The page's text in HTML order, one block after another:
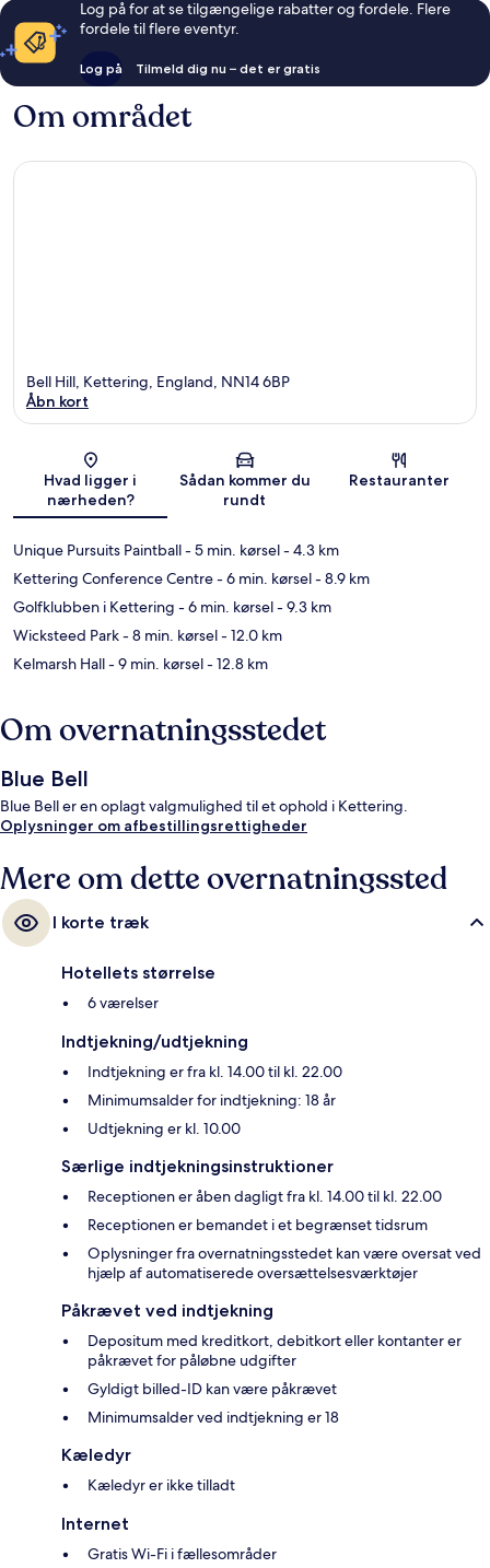
Log på for at se tilgængelige rabatter og fordele. Flere
fordele til flere eventyr.
Log på Tilmeld dig nu – det er gratis
Om området
Kort
Bell Hill, Kettering, England, NN14 6BP
Åbn kort
Hvad ligger i
nærheden?
Sådan kommer du
rundt
Restauranter
Unique Pursuits Paintball- 5 min. kørsel- 4.3 km
Kettering Conference Centre- 6 min. kørsel- 8.9 km
Golfklubben i Kettering - 6 min. kørsel- 9.3 km
Wicksteed Park- 8 min. kørsel- 12.0 km
Kelmarsh Hall- 9 min. kørsel- 12.8 km
Om overnatningsstedet
Blue Bell
Blue Bell er en oplagt valgmulighed til et ophold i Kettering.
Oplysninger om afbestillingsrettigheder
Mere om dette overnatningssted
I korte træk
Hotellets størrelse
6 værelser
Indtjekning/udtjekning
Indtjekning er fra kl. 14.00 til kl. 22.00
Minimumsalder for indtjekning: 18 år
Udtjekning er kl. 10.00
Særlige indtjekningsinstruktioner
Receptionen er åben dagligt fra kl. 14.00 til kl. 22.00
Receptionen er bemandet i et begrænset tidsrum
Oplysninger fra overnatningsstedet kan være oversat ved
hjælp af automatiserede oversættelsesværktøjer
Påkrævet ved indtjekning
Depositum med kreditkort, debitkort eller kontanter er
påkrævet for påløbne udgifter
Gyldigt billed-ID kan være påkrævet
Minimumsalder ved indtjekning er 18
Kæledyr
Kæledyr er ikke tilladt
Internet
Gratis Wi-Fi i fællesområder